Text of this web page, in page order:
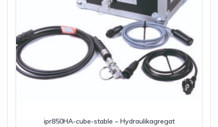
ipr850HA-cube-stable – Hydraulikagregat